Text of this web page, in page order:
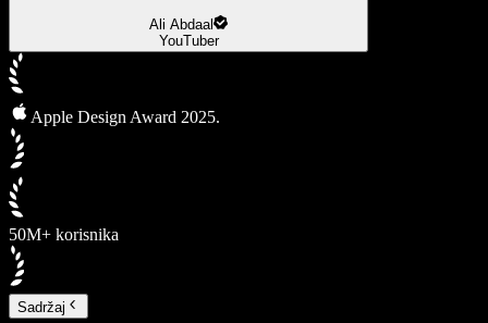
Ali Abdaal
YouTuber
Apple Design Award 2025.
50M+ korisnika
Sadržaj